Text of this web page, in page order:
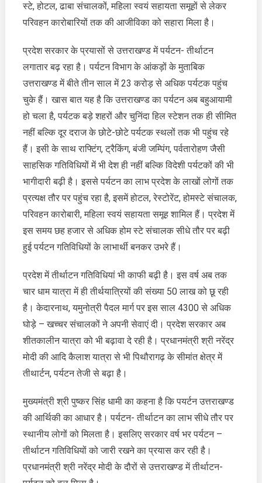
लेकर
परिवहन
तक
की
आजीविका
को
मिला
स्टे, होटल, ढाबा संचालकों, महिला स्वयं सहायता समूहों से लेकर
परिवहन कारोबारियों तक की आजीविका को सहारा मिला है।
प्रदेश सरकार के प्रयासों से उत्तराखण्ड में पर्यटन- तीर्थाटन
लगातार बढ़ रहा है। पर्यटन विभाग के आंकड़ों के मुताबिक
उत्तराखण्ड में बीते तीन साल में 23 करोड़ से अधिक पर्यटक पहुंच
चुके हैं। खास बात यह है कि उत्तराखण्ड का पर्यटन अब बहुआयामी
हो चला है, पर्यटक बड़े शहरों और चुनिंदा हिल स्टेशन तक ही सीमित
नहीं बल्कि दूर दराज के छोटे-छोटे पर्यटक स्थलों तक भी पहुंच रहे
हैं। इसी के साथ राफ्टिंग, ट्रैकिंग, बंजी जम्पिंग, पर्वतारोहण जैसी
साहसिक गतिविधियों में भी देश ही नहीं बल्कि विदेशी पर्यटकों की भी
भागीदारी बढ़ी है। इससे पर्यटन का लाभ प्रदेश के लाखों लोगों तक
प्रत्यक्ष तौर पर पहुंच रहा है, इसमें होटल, रेस्टोरेंट, होमस्टे संचालक,
परिवहन कारोबारी, महिला स्वयं सहायता समूह शामिल हैं। प्रदेश में
इस समय छह हजार से अधिक होम स्टे संचालक सीधे तौर पर बढ़ी
हुई पर्यटन गतिविधियों के लाभार्थी बनकर उभरे हैं।
प्रदेश में तीर्थाटन गतिविधियां भी काफी बढ़ी है। इस वर्ष अब तक
चार धाम यात्रा में ही तीर्थयात्रियों की संख्या 50 लाख को छू रही
है। केदारनाथ, यमुनोत्री पैदल मार्ग पर इस साल 4300 से अधिक
घोड़े – खच्चर संचालकों ने अपनी सेवाएं दी। प्रदेश सरकार अब
शीतकालीन यात्रा को भी बढ़ावा दे रही है। प्रधानमंत्री श्री नरेंद्र
मोदी की आदि कैलाश यात्रा से भी पिथौरागढ़ के सीमांत क्षेत्र में
तीथार्टन, पर्यटन तेजी से बढ़ा है।
मुख्यमंत्री श्री पुष्कर सिंह धामी का कहना है कि पयर्टन उत्तराखण्ड
की आर्थिकी का आधार है। पर्यटन- तीर्थाटन का लाभ सीधे तौर पर
स्थानीय लोगों को मिलता है। इसलिए सरकार वर्ष भर पर्यटन –
तीर्थाटन गतिविधियों को जारी रखने का प्रयास कर रही है।
प्रधानमंत्री श्री नरेंद्र मोदी के दौरों से उत्तराखण्ड में तीर्थाटन-